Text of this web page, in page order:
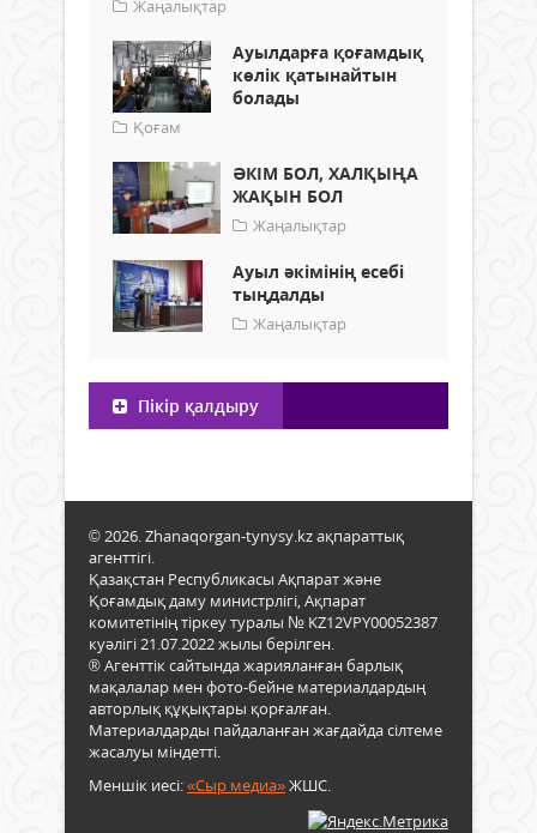
Жаңалықтар
Ауылдарға қоғамдық
көлік қатынайтын
болады
Қоғам
ӘКІМ БОЛ, ХАЛҚЫҢА
ЖАҚЫН БОЛ
Жаңалықтар
Ауыл әкімінің есебі
тыңдалды
Жаңалықтар
Пікір қалдыру
© 2026. Zhanaqorgan-tynysy.kz ақпараттық
агенттігі.
Қазақстан Республикасы Ақпарат және
Қоғамдық даму министрлігі, Ақпарат
комитетінің тіркеу туралы № KZ12VPY00052387
куәлігі 21.07.2022 жылы берілген.
® Агенттік сайтында жарияланған барлық
мақалалар мен фото-бейне материалдардың
авторлық құқықтары қорғалған.
Материалдарды пайдаланған жағдайда сілтеме
жасалуы міндетті.
Меншік иесі:«Сыр медиа»ЖШС.